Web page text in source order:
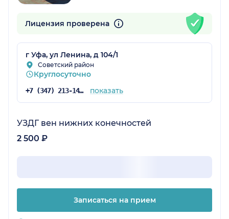
Лицензия проверена
г Уфа, ул Ленина, д 104/1
Советский район
Круглосуточно
+7 (347) 213-14-25 показать
УЗДГ вен нижних конечностей
2 500 ₽
Записаться на прием